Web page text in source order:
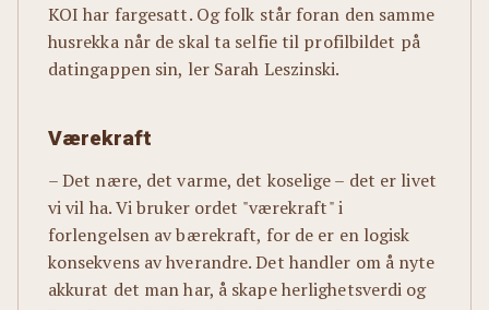
KOI har fargesatt. Og folk står foran den samme
husrekka når de skal ta selfie til profilbildet på
datingappen sin, ler Sarah Leszinski.
Værekraft
– Det nære, det varme, det koselige – det er livet
vi vil ha. Vi bruker ordet "værekraft" i
forlengelsen av bærekraft, for de er en logisk
konsekvens av hverandre. Det handler om å nyte
akkurat det man har, å skape herlighetsverdi og